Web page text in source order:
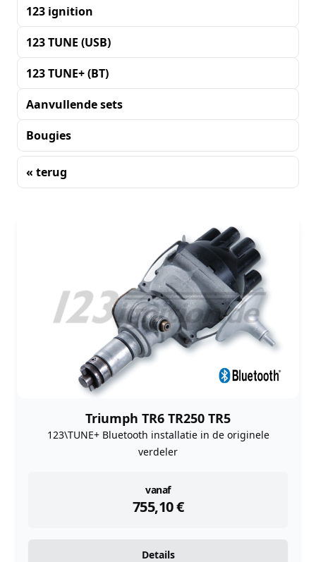
123 ignition
123 TUNE (USB)
123 TUNE+ (BT)
Aanvullende sets
Bougies
« terug
Triumph TR6 TR250 TR5
123\TUNE+ Bluetooth installatie in de originele
verdeler
vanaf
755,10€
instock
Details